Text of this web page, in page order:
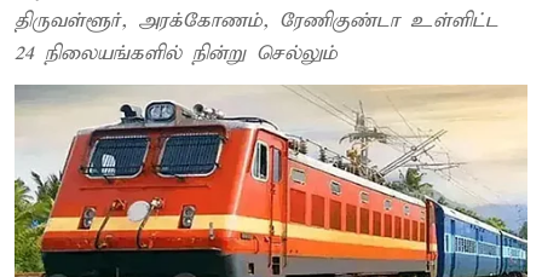
திருவள்ளூர், அரக்கோணம், ரேணிகுண்டா உள்ளிட்ட
24 நிலையங்களில் நின்று செல்லும்